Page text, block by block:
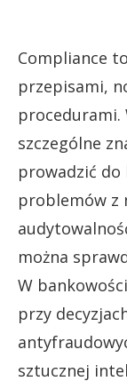
Compliance
przepisami,
procedurami.
szczególne
prowadzić
problemów z
można
W
przy
sztucznej